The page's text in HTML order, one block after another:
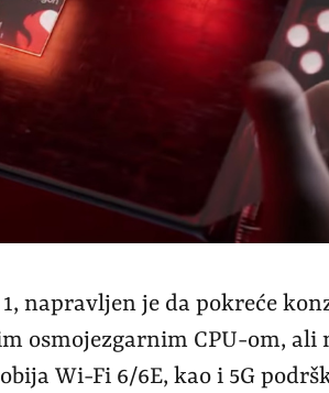
napravljen je da pokreće
osmojezgarnim CPU-om, ali
Wi-Fi 6/6E, kao i 5G